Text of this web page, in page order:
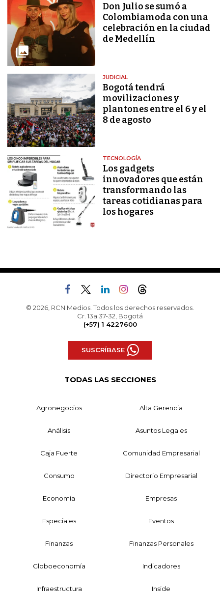
Don Julio se sumó a
Colombiamoda con una
celebración en la ciudad
de Medellín
JUDICIAL
Bogotá tendrá
movilizaciones y
plantones entre el 6 y el
8 de agosto
TECNOLOGÍA
Los gadgets
innovadores que están
transformando las
tareas cotidianas para
los hogares
© 2026, RCN Medios. Todos los derechos reservados.
Cr. 13a 37-32, Bogotá
(+57) 1 4227600
SUSCRÍBASE
TODAS LAS SECCIONES
Agronegocios Alta Gerencia
Análisis Asuntos Legales
Caja Fuerte Comunidad Empresarial
Consumo Directorio Empresarial
Economía Empresas
Especiales Eventos
Finanzas Finanzas Personales
Globoeconomía Indicadores
Infraestructura Inside